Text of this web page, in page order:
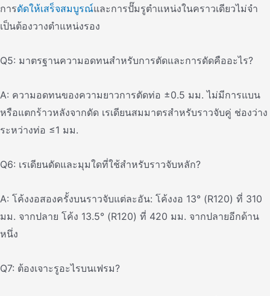
การดัดให้เสร็จสมบูรณ์และการปั๊มรูตําแหน่งในคราวเดียวไม่จํา
เป็นต้องวางตําแหน่งรอง
Q5: มาตรฐานความอดทนสําหรับการตัดและการดัดคืออะไร?
A: ความอดทนของความยาวการตัดท่อ ±0.5 มม. ไม่มีการแบน
หรือแตกร้าวหลังจากดัด เรเดียนสมมาตรสําหรับราวจับคู่ ช่องว่าง
ระหว่างท่อ ≤1 มม.
Q6: เรเดียนดัดและมุมใดที่ใช้สําหรับราวจับหลัก?
A: โค้งงอสองครั้งบนราวจับแต่ละอัน: โค้งงอ 13° (R120) ที่ 310
มม. จากปลาย โค้ง 13.5° (R120) ที่ 420 มม. จากปลายอีกด้าน
หนึ่ง
Q7: ต้องเจาะรูอะไรบนเฟรม?